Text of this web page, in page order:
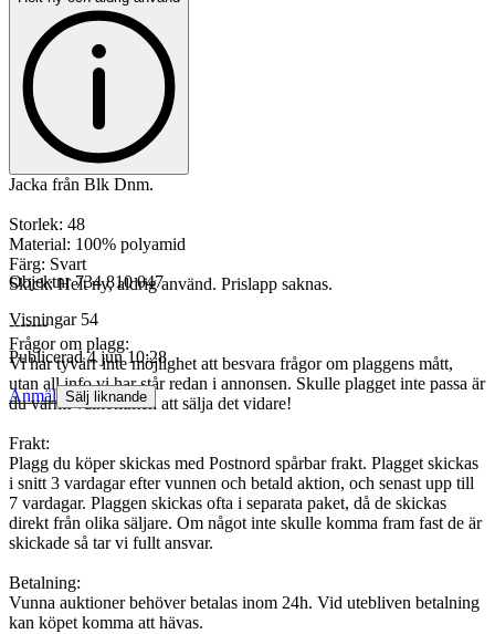
Jacka från Blk Dnm.
Storlek: 48
Material: 100% polyamid
Färg: Svart
Skick: Helt ny, aldrig använd. Prislapp saknas.
-------
Frågor om plagg:
Vi har tyvärr inte möjlighet att besvara frågor om plaggens mått,
utan all info vi har står redan i annonsen. Skulle plagget inte passa är
du varmt välkommen att sälja det vidare!
Frakt:
Plagg du köper skickas med Postnord spårbar frakt. Plagget skickas
i snitt 3 vardagar efter vunnen och betald aktion, och senast upp till
7 vardagar. Plaggen skickas ofta i separata paket, då de skickas
direkt från olika säljare. Om något inte skulle komma fram fast de är
skickade så tar vi fullt ansvar.
Betalning:
Vunna auktioner behöver betalas inom 24h. Vid utebliven betalning
kan köpet komma att hävas.
Objektnr 734 810 047
Visningar 54
Publicerad 4 jun 10:28
Anmäl Sälj liknande